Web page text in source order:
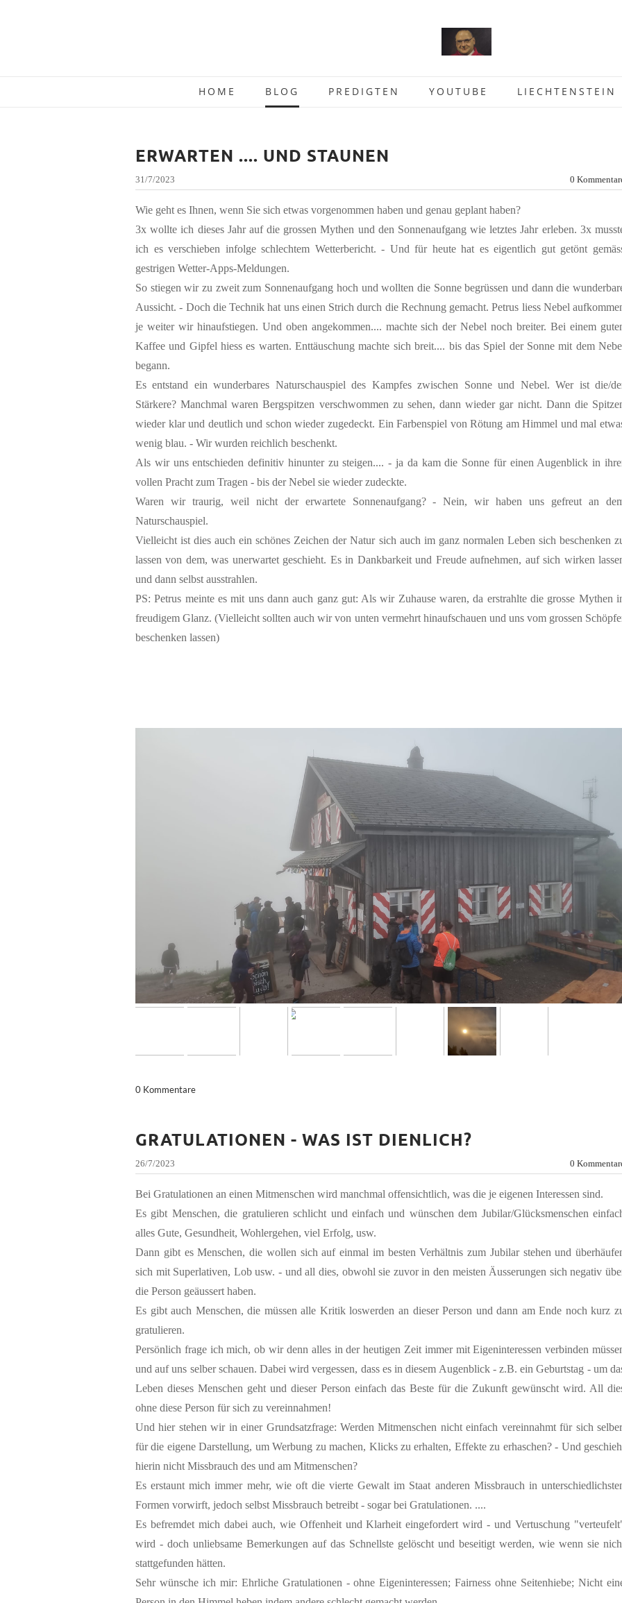
HOME BLOG PREDIGTEN YOUTUBE LIECHTENSTEIN
ERWARTEN .... UND STAUNEN
31/7/2023 0
Wie geht es Ihnen, wenn Sie sich etwas vorgenommen haben und genau geplant haben?
3x wollte ich dieses Jahr auf die grossen Mythen und den Sonnenaufgang wie letztes Jahr erleben. 3x
ich es verschieben infolge schlechtem Wetterbericht. - Und für heute hat es eigentlich gut getönt
gestrigen Wetter-Apps-Meldungen.
So stiegen wir zu zweit zum Sonnenaufgang hoch und wollten die Sonne begrüssen und dann die
Aussicht. - Doch die Technik hat uns einen Strich durch die Rechnung gemacht. Petrus liess Nebel
je weiter wir hinaufstiegen. Und oben angekommen.... machte sich der Nebel noch breiter. Bei einem
Kaffee und Gipfel hiess es warten. Enttäuschung machte sich breit.... bis das Spiel der Sonne mit dem
begann.
Es entstand ein wunderbares Naturschauspiel des Kampfes zwischen Sonne und Nebel. Wer ist die/
Stärkere? Manchmal waren Bergspitzen verschwommen zu sehen, dann wieder gar nicht. Dann die
wieder klar und deutlich und schon wieder zugedeckt. Ein Farbenspiel von Rötung am Himmel und mal
wenig blau. - Wir wurden reichlich beschenkt.
Als wir uns entschieden definitiv hinunter zu steigen.... - ja da kam die Sonne für einen Augenblick in
vollen Pracht zum Tragen - bis der Nebel sie wieder zudeckte.
Waren wir traurig, weil nicht der erwartete Sonnenaufgang? - Nein, wir haben uns gefreut an
Naturschauspiel.
Vielleicht ist dies auch ein schönes Zeichen der Natur sich auch im ganz normalen Leben sich beschenken
lassen von dem, was unerwartet geschieht. Es in Dankbarkeit und Freude aufnehmen, auf sich wirken
und dann selbst ausstrahlen.
PS: Petrus meinte es mit uns dann auch ganz gut: Als wir Zuhause waren, da erstrahlte die grosse Mythen
freudigem Glanz. (Vielleicht sollten auch wir von unten vermehrt hinaufschauen und uns vom grossen
beschenken lassen)
0 Kommentare
GRATULATIONEN - WAS IST DIENLICH?
26/7/2023 0
Bei Gratulationen an einen Mitmenschen wird manchmal offensichtlich, was die je eigenen Interessen sind.
Es gibt Menschen, die gratulieren schlicht und einfach und wünschen dem Jubilar/Glücksmenschen
alles Gute, Gesundheit, Wohlergehen, viel Erfolg, usw.
Dann gibt es Menschen, die wollen sich auf einmal im besten Verhältnis zum Jubilar stehen und
sich mit Superlativen, Lob usw. - und all dies, obwohl sie zuvor in den meisten Äusserungen sich negativ
die Person geäussert haben.
Es gibt auch Menschen, die müssen alle Kritik loswerden an dieser Person und dann am Ende noch kurz
gratulieren.
Persönlich frage ich mich, ob wir denn alles in der heutigen Zeit immer mit Eigeninteressen verbinden
und auf uns selber schauen. Dabei wird vergessen, dass es in diesem Augenblick - z.B. ein Geburtstag - um
Leben dieses Menschen geht und dieser Person einfach das Beste für die Zukunft gewünscht wird. All
ohne diese Person für sich zu vereinnahmen!
Und hier stehen wir in einer Grundsatzfrage: Werden Mitmenschen nicht einfach vereinnahmt für sich
für die eigene Darstellung, um Werbung zu machen, Klicks zu erhalten, Effekte zu erhaschen? - Und
hierin nicht Missbrauch des und am Mitmenschen?
Es erstaunt mich immer mehr, wie oft die vierte Gewalt im Staat anderen Missbrauch in
Formen vorwirft, jedoch selbst Missbrauch betreibt - sogar bei Gratulationen. ....
Es befremdet mich dabei auch, wie Offenheit und Klarheit eingefordert wird - und Vertuschung
wird - doch unliebsame Bemerkungen auf das Schnellste gelöscht und beseitigt werden, wie wenn sie
stattgefunden hätten.
Sehr wünsche ich mir: Ehrliche Gratulationen - ohne Eigeninteressen; Fairness ohne Seitenhiebe; Nicht